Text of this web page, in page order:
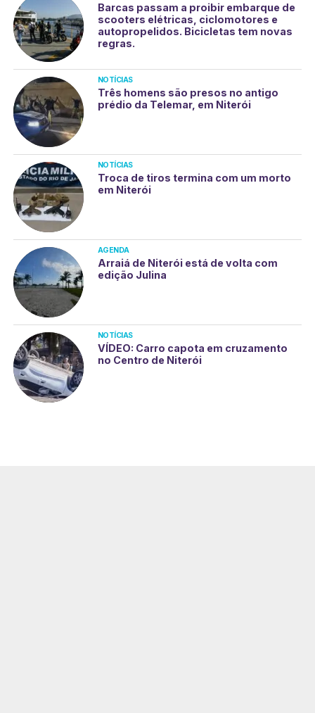
Barcas passam a proibir embarque de
scooters elétricas, ciclomotores e
autopropelidos. Bicicletas tem novas
regras.
NOTÍCIAS
Três homens são presos no antigo
prédio da Telemar, em Niterói
NOTÍCIAS
Troca de tiros termina com um morto
em Niterói
AGENDA
Arraiá de Niterói está de volta com
edição Julina
NOTÍCIAS
VÍDEO: Carro capota em cruzamento
no Centro de Niterói